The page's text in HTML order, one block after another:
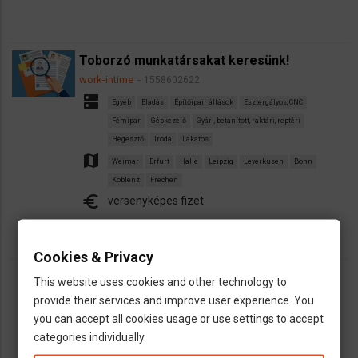
Toborzó munkatársakat keresünk!
work-intime 1558602622
dns Egyéb Eladás Építőipair állások Esztergályos, CNC
Fémipar Gépkezelő Gyári, betanított, raktári, reptéri
Hegesztő Iroda Lakatos
map Weimar Erfurt Halle Leipzig Leverkusen Bonn
Koblenz Frechen
euro versenyképes fizet
Oldalszámozás
Jelenlegi
oldal
1 Oldal
2 Oldal
3 Oldal
4 Oldal
5
Következő
oldal
››
Utolsó
oldal
Last »
Cookies & Privacy
This website uses cookies and other technology to
provide their services and improve user experience. You
you can accept all cookies usage or use settings to accept
categories individually.